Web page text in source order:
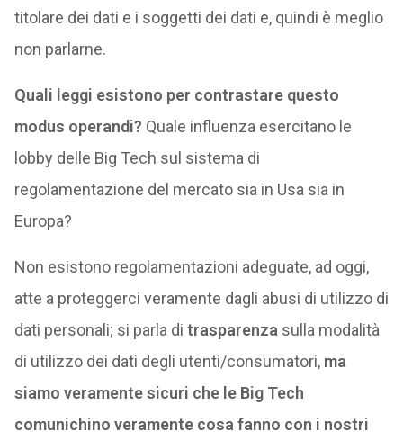
titolare dei dati e i soggetti dei dati e, quindi è meglio
non parlarne.
Quali leggi esistono per contrastare questo
modus operandi? Quale influenza esercitano le
lobby delle Big Tech sul sistema di
regolamentazione del mercato sia in Usa sia in
Europa?
Non esistono regolamentazioni adeguate, ad oggi,
atte a proteggerci veramente dagli abusi di utilizzo di
dati personali; si parla di trasparenza sulla modalità
di utilizzo dei dati degli utenti/consumatori, ma
siamo veramente sicuri che le Big Tech
comunichino veramente cosa fanno con i nostri